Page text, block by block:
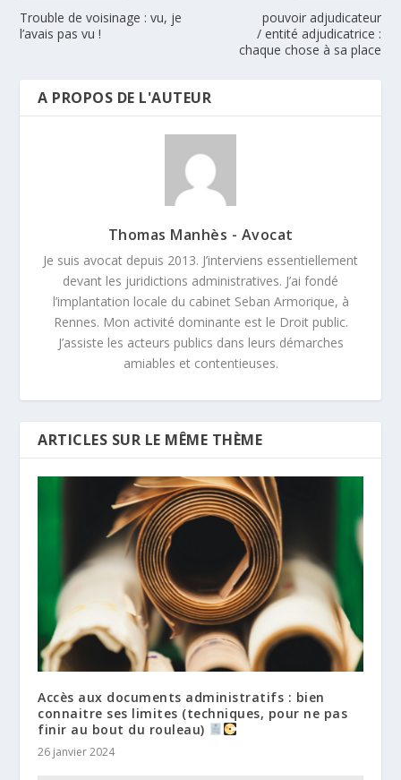
Trouble de voisinage : vu, je
l’avais pas vu !
pouvoir adjudicateur
/ entité adjudicatrice :
chaque chose à sa place
A PROPOS DE L'AUTEUR
Thomas Manhès - Avocat
Je suis avocat depuis 2013. J’interviens essentiellement
devant les juridictions administratives. J’ai fondé
l’implantation locale du cabinet Seban Armorique, à
Rennes. Mon activité dominante est le Droit public.
J’assiste les acteurs publics dans leurs démarches
amiables et contentieuses.
ARTICLES SUR LE MÊME THÈME
Accès aux documents administratifs : bien
connaitre ses limites (techniques, pour ne pas
finir au bout du rouleau)
26 janvier 2024